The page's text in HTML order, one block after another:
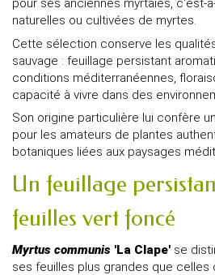
pour ses anciennes myrtaies, c'est-
naturelles ou cultivées de myrtes.
Cette sélection conserve les
sauvage : feuillage persistant
conditions méditerranéennes,
capacité à vivre dans des
Son origine particulière lui confère
pour les amateurs de plantes
botaniques liées aux paysages
Un feuillage
feuilles vert foncé
Myrtus communis 'La Clape' se
ses feuilles plus grandes que celles